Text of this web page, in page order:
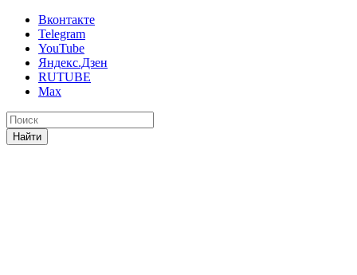
Вконтакте
Telegram
YouTube
Яндекс.Дзен
RUTUBE
Max
Найти